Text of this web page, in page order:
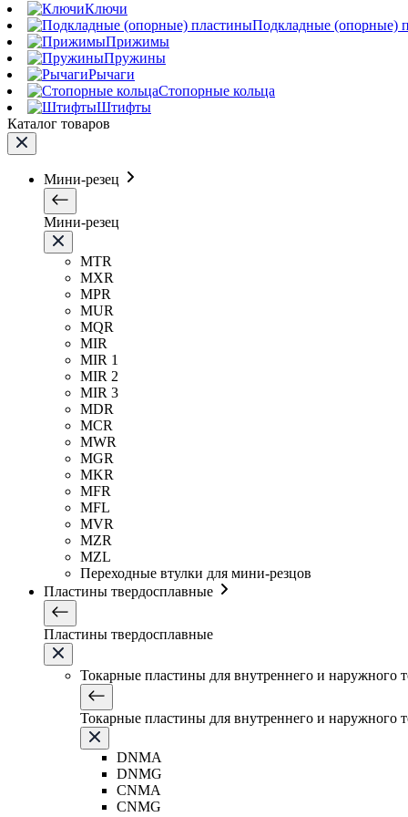
Ключи
Подкладные (опорные)
Прижимы
Пружины
Рычаги
Стопорные кольца
Штифты
Каталог товаров
Мини-резец
Мини-резец
MTR
MXR
MPR
MUR
MQR
MIR
MIR 1
MIR 2
MIR 3
MDR
MCR
MWR
MGR
MKR
MFR
MFL
MVR
MZR
MZL
Переходные втулки для мини-резцов
Пластины твердосплавные
Пластины твердосплавные
Токарные пластины для внутреннего и наружного
Токарные пластины для внутреннего и наружного
DNMA
DNMG
CNMA
CNMG